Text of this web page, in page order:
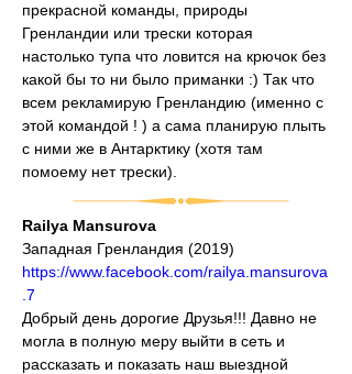
прекрасной команды, природы
Гренландии или трески которая
настолько тупа что ловится на крючок без
какой бы то ни было приманки :) Так что
всем рекламирую Гренландию (именно с
этой командой ! ) а сама планирую плыть
с ними же в Антарктику (хотя там
помоему нет трески).
Railya Mansurova
Западная Гренландия (2019)
https://www.facebook.com/railya.mansurova
.7
Добрый день дорогие Друзья!!! Давно не
могла в полную меру выйти в сеть и
рассказать и показать наш выездной